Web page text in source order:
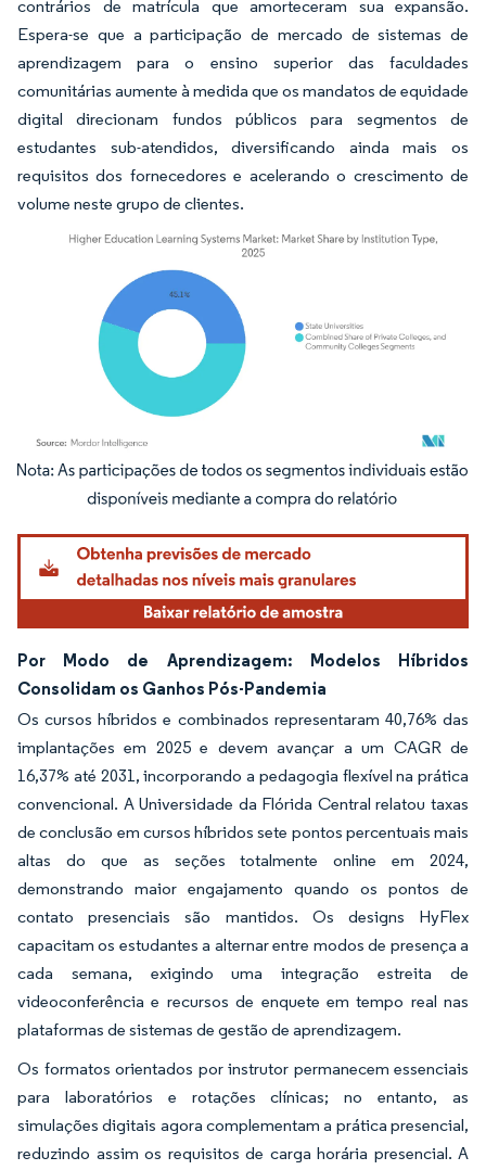
contrários de matrícula que amorteceram sua expansão.
Espera-se que a participação de mercado de sistemas de
aprendizagem para o ensino superior das faculdades
comunitárias aumente à medida que os mandatos de equidade
digital direcionam fundos públicos para segmentos de
estudantes sub-atendidos, diversificando ainda mais os
requisitos dos fornecedores e acelerando o crescimento de
volume neste grupo de clientes.
Imagem © Mordor Intelligence. O reuso requer atribuição conforme CC BY 4.0.
Por Modo de Aprendizagem: Modelos Híbridos
Consolidam os Ganhos Pós-Pandemia
Os cursos híbridos e combinados representaram 40,76% das
implantações em 2025 e devem avançar a um CAGR de
16,37% até 2031, incorporando a pedagogia flexível na prática
convencional. A Universidade da Flórida Central relatou taxas
de conclusão em cursos híbridos sete pontos percentuais mais
altas do que as seções totalmente online em 2024,
demonstrando maior engajamento quando os pontos de
contato presenciais são mantidos. Os designs HyFlex
capacitam os estudantes a alternar entre modos de presença a
cada semana, exigindo uma integração estreita de
videoconferência e recursos de enquete em tempo real nas
plataformas de sistemas de gestão de aprendizagem.
Os formatos orientados por instrutor permanecem essenciais
para laboratórios e rotações clínicas; no entanto, as
simulações digitais agora complementam a prática presencial,
reduzindo assim os requisitos de carga horária presencial. A